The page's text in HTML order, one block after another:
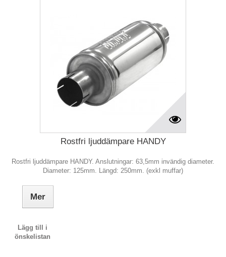
Rostfri ljuddämpare HANDY
Rostfri ljuddämpare HANDY. Anslutningar: 63,5mm invändig diameter.
Diameter: 125mm. Längd: 250mm. (exkl muffar)
Mer
Lägg till i
önskelistan